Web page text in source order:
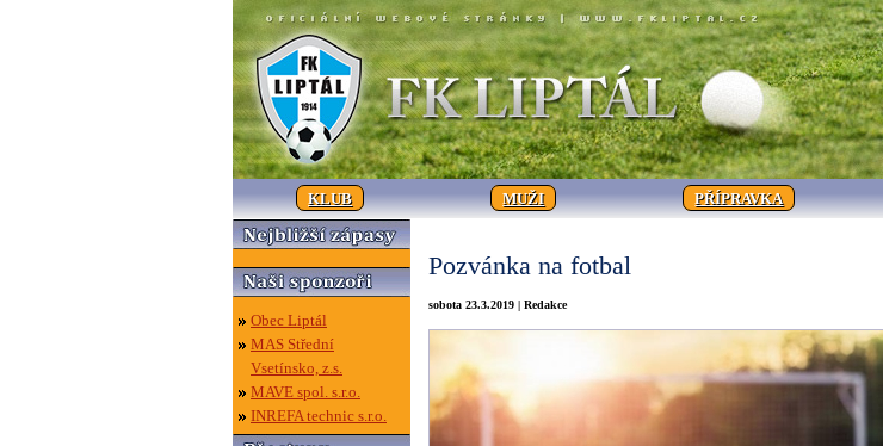
KLUB MUŽI PŘÍPRAVKA
Obec Liptál
MAS Střední
Vsetínsko, z.s.
MAVE spol. s.r.o.
INREFA technic s.r.o.
Pozvánka na fotbal
sobota 23.3.2019 | Redakce